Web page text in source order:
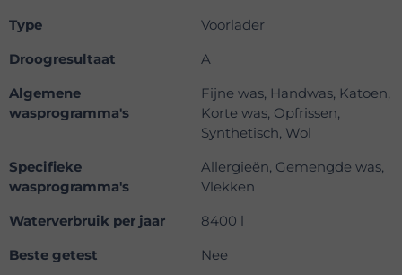
Type
Voorlader
Droogresultaat
A
Algemene
wasprogramma's
Fijne was, Handwas, Katoen,
Korte was, Opfrissen,
Synthetisch, Wol
Specifieke
wasprogramma's
Allergieën, Gemengde was,
Vlekken
Waterverbruik per jaar
8400 l
Beste getest
Nee